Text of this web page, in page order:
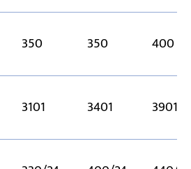
350 350 400
3101 3401 3901